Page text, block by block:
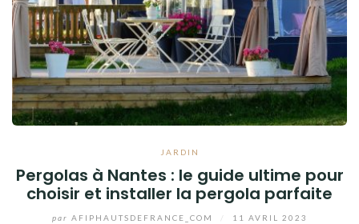
JARDIN
Pergolas à Nantes : le guide ultime pour
choisir et installer la pergola parfaite
par AFIPHAUTSDEFRANCE_COM 11 AVRIL 2023